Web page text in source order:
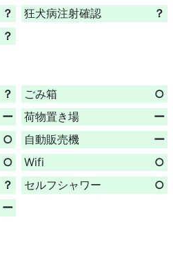
？ 狂犬病注射確認 ？
？
？ ごみ箱
○
ー 荷物置き場
ー
○ 自動販売機
ー
○ Wifi
○
？ セルフシャワー
○
ー